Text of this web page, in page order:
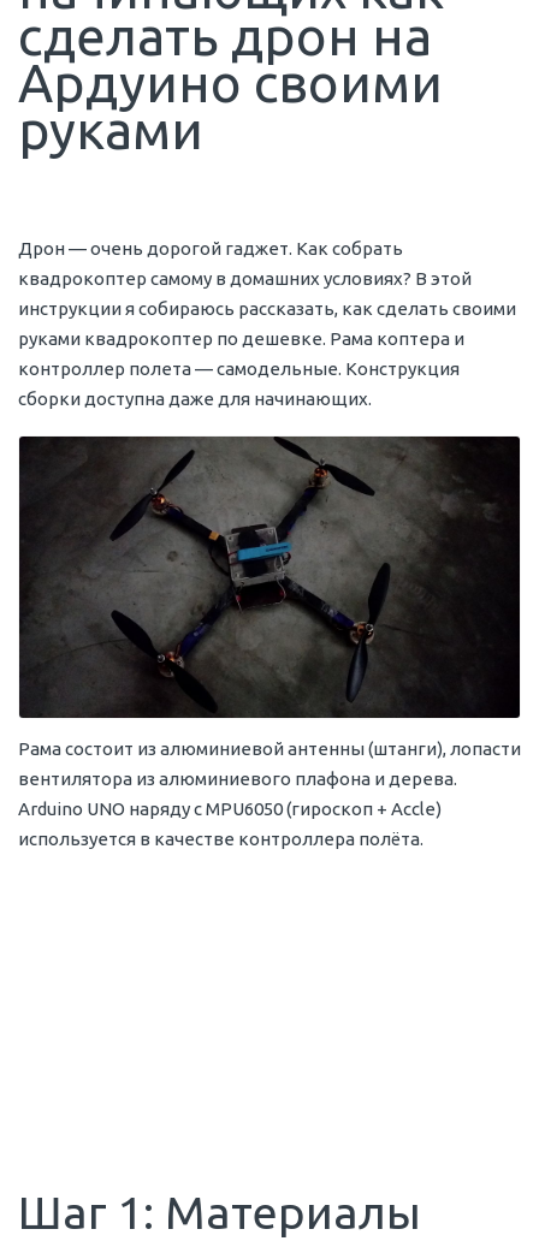
сделать дрон на
Ардуино своими
руками
Дрон — очень дорогой гаджет. Как собрать
квадрокоптер самому в домашних условиях? В этой
инструкции я собираюсь рассказать, как сделать своими
руками квадрокоптер по дешевке. Рама коптера и
контроллер полета — самодельные. Конструкция
сборки доступна даже для начинающих.
Рама состоит из алюминиевой антенны (штанги), лопасти
вентилятора из алюминиевого плафона и дерева.
Arduino UNO наряду с MPU6050 (гироскоп + Accle)
используется в качестве контроллера полёта.
Шаг 1: Материалы